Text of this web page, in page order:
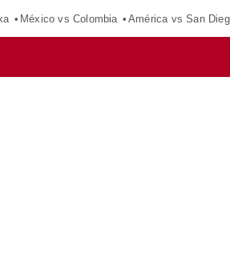
México vs Colombia América vs San